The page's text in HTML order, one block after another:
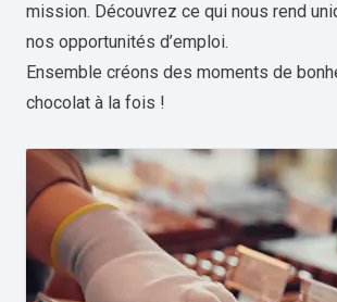
mission. Découvrez ce qui nous rend
nos opportunités d’emploi.
Ensemble créons des moments de
chocolat à la fois !